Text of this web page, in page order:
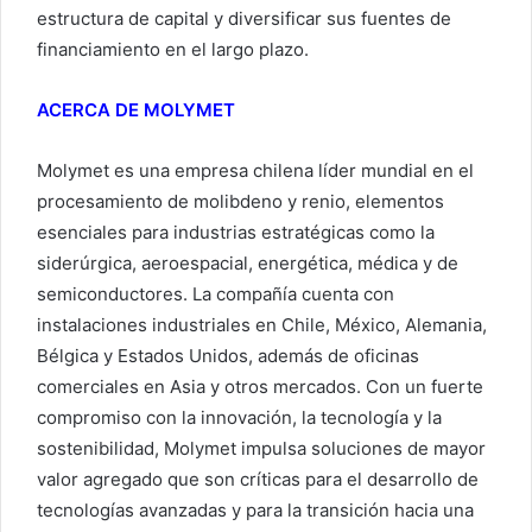
estructura de capital y diversificar sus fuentes de
financiamiento en el largo plazo.
ACERCA DE MOLYMET
Molymet es una empresa chilena líder mundial en el
procesamiento de molibdeno y renio, elementos
esenciales para industrias estratégicas como la
siderúrgica, aeroespacial, energética, médica y de
semiconductores. La compañía cuenta con
instalaciones industriales en Chile, México, Alemania,
Bélgica y Estados Unidos, además de oficinas
comerciales en Asia y otros mercados. Con un fuerte
compromiso con la innovación, la tecnología y la
sostenibilidad, Molymet impulsa soluciones de mayor
valor agregado que son críticas para el desarrollo de
tecnologías avanzadas y para la transición hacia una